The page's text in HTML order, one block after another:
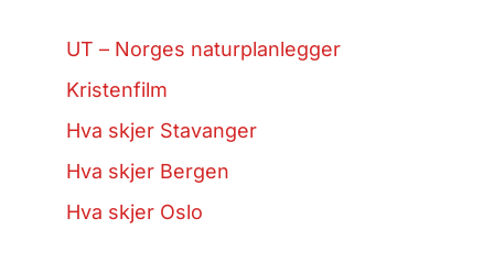
UT – Norges naturplanlegger
Kristenfilm
Hva skjer Stavanger
Hva skjer Bergen
Hva skjer Oslo